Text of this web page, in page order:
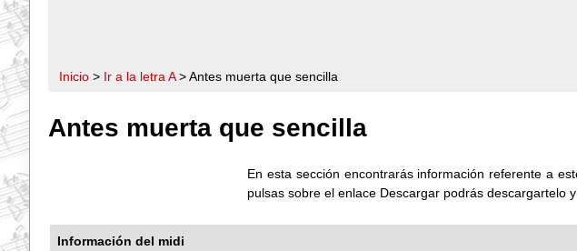
Inicio > Ir a la letra A> Antes muerta que sencilla
Antes muerta que sencilla
En esta sección encontrarás información referente a
pulsas sobre el enlace Descargar podrás descargartelo
Información del midi